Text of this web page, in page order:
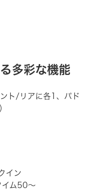
多彩な機能
ト/リアに各1、パド
イン
イム50～